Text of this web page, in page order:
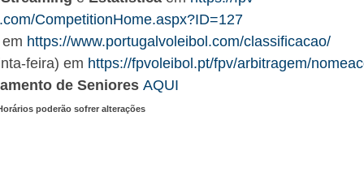
CompetitionHome.aspx?ID=127
em https://www.portugalvoleibol.com/classificacao/
feira) em https://fpvoleibol.pt/fpv/arbitragem/
de Seniores AQUI
poderão sofrer alterações